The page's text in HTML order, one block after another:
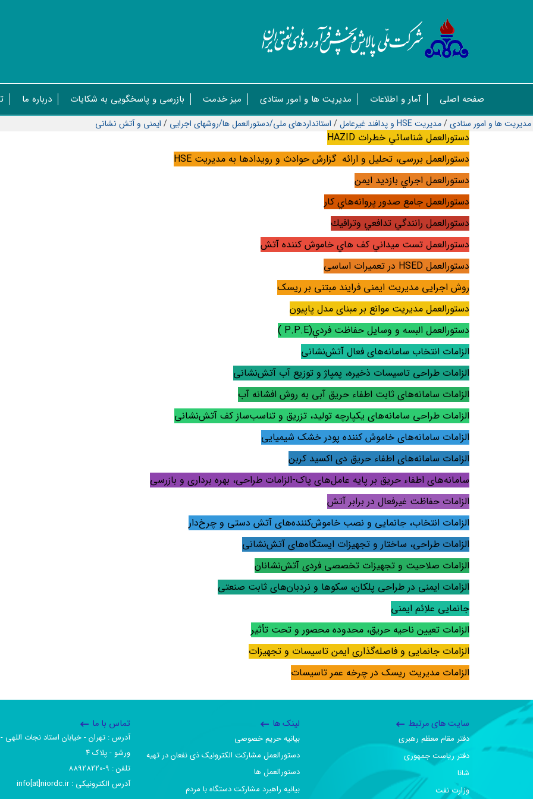
صفحه اصلی آمار و اطلاعات مدیریت ها و امور ستادی میز خدمت بازرسی و پاسخگویی به شکایات درباره ما
مدیریت ها و امور ستادی/مدیریت HSE و پدافند غیرعامل / استانداردهای ملی/دستورالعمل ها/روشهای اجرایی / ایمنی و آتش نشانی
دستورالعمل شناسائي خطرات HAZID
دستورالعمل بررسی، تحلیل و ارائه گزارش حوادث و رويدادها به مديريت HSE
دستورالعمل اجراي بازديد ايمن
دستورالعمل جامع صدور پروانه‌هاي كار
دستورالعمل رانندگي تدافعي وترافيك
دستورالعمل تست ميداني كف هاي خاموش كننده آتش
دستورالعمل HSED در تعمیرات اساسی
روش اجرایی مدیریت ایمنی فرایند مبتنی بر ریسک
دستورالعمل مدیریت موانع بر مبنای مدل پاپیون
دستورالعمل البسه و وسايل حفاظت فردي(P.P.E
)
الزامات انتخاب سامانه‌های فعال آتش‌نشانی
الزامات طراحی تاسیسات ذخیره، پمپاژ و توزیع آب آتش‌نشانی
الزامات سامانه‌های ثابت اطفاء حریق آبی به روش افشانه آب
الزامات طراحی سامانه‌های یکپارچه تولید، تزریق و تناسب‌ساز کف آتش‌نشانی
الزامات سامانه‌های خاموش کننده پودر خشک شیمیایی
الزامات سامانه‌های اطفاء حریق دی اکسید کربن
سامانه‌های اطفاء حریق بر پایه عامل‌های پاک-الزامات طراحی، بهره برداری و بازرسی
الزامات حفاظت غیرفعال در برابر آتش
الزامات انتخاب، جانمایی و نصب خاموش‌کننده‌های آتش دستی و چرخ‌دار
الزامات طراحی، ساختار و تجهیزات ایستگاه‌های آتش‌نشانی
الزامات صلاحیت و تجهیزات تخصصی فردی آتش‌نشانان
الزامات ایمنی در طراحی پلکان، سکوها و نردبان‌های ثابت صنعتی
جانمایی علاِئم ایمنی
الزامات تعیین ناحیه حریق، محدوده محصور و تحت تأثیر
الزامات جانمایی و فاصله‌گذاری ایمن تاسیسات و تجهیزات
الزامات مدیریت ریسک در چرخه عمر تاسیسات
سایت های مرتبط
دفتر مقام معظم رهبری
دفتر ریاست جمهوری
شانا
وزارت نفت
لینک ها
بیانیه حریم خصوصی
دستورالعمل مشارکت الکترونیک ذی نفعان در تهیه
دستورالعمل ها
بیانیه راهبرد مشارکت دستگاه با مردم
تماس با ما
آدرس :‌ تهران - خیابان استاد نجات اللهی -
ورشو - پلاک ۴
تلفن :‌ 9-88928220
آدرس الکترونیکی :‌ info[at]niordc.ir